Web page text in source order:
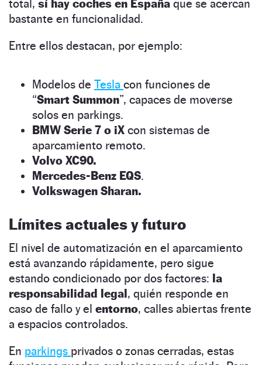
total, sí hay coches en España que se acercan
bastante en funcionalidad.
Entre ellos destacan, por ejemplo:
Modelos de Tesla con funciones de
“Smart Summon”, capaces de moverse
solos en parkings.
BMW Serie 7 o iX con sistemas de
aparcamiento remoto.
Volvo XC90.
Mercedes-Benz EQS.
Volkswagen Sharan.
Límites actuales y futuro
El nivel de automatización en el aparcamiento
está avanzando rápidamente, pero sigue
estando condicionado por dos factores: la
responsabilidad legal, quién responde en
caso de fallo y el entorno, calles abiertas frente
a espacios controlados.
En parkings privados o zonas cerradas, estas